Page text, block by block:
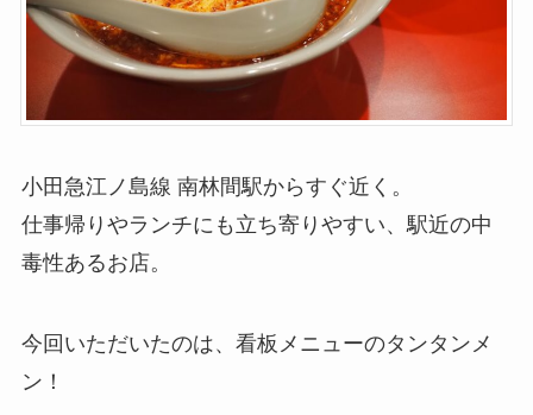
小田急江ノ島線 南林間駅からすぐ近く。
仕事帰りやランチにも立ち寄りやすい、駅近の中
毒性あるお店。
今回いただいたのは、看板メニューのタンタンメ
ン！